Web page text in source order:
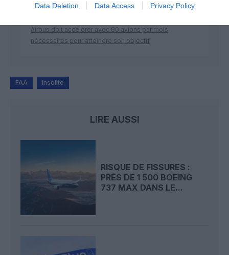
Data Deletion Data Access Privacy Policy
Airbus doit accélérer avec 90 avions par mois
nécessaires pour atteindre son objectif
FAA Insolite
LIRE AUSSI
RISQUE DE FISSURES :
PRÈS DE 1 500 BOEING
737 MAX DANS LE...